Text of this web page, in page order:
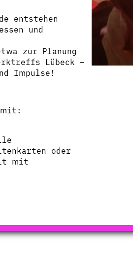
entstehen
und
zur Planung
Lübeck –
Impulse!
mit:
oder
mit